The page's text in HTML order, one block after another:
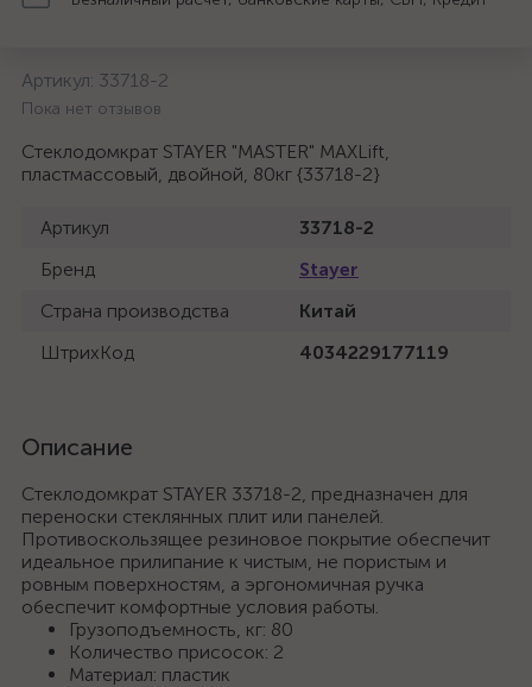
Артикул: 33718-2
Пока нет отзывов
Стеклодомкрат STAYER "MASTER" MAXLift,
пластмассовый, двойной, 80кг {33718-2}
Артикул
33718-2
Бренд
Stayer
Страна производства
Китай
ШтрихКод
4034229177119
Описание
Стеклодомкрат STAYER 33718-2, предназначен для
переноски стеклянных плит или панелей.
Противоскользящее резиновое покрытие обеспечит
идеальное прилипание к чистым, не пористым и
ровным поверхностям, а эргономичная ручка
обеспечит комфортные условия работы.
Грузоподъемность, кг: 80
Количество присосок: 2
Материал: пластик